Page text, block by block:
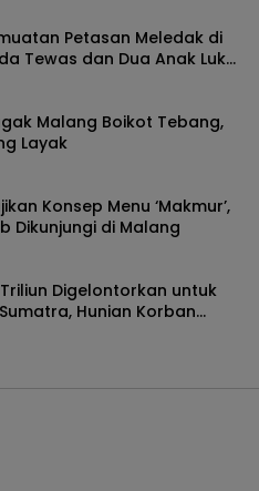
Petasan Meledak di
Tewas dan Dua Anak Luka
Malang Boikot Tebang,
Layak
Konsep Menu ‘Makmur’,
Dikunjungi di Malang
Digelontorkan untuk
Hunian Korban